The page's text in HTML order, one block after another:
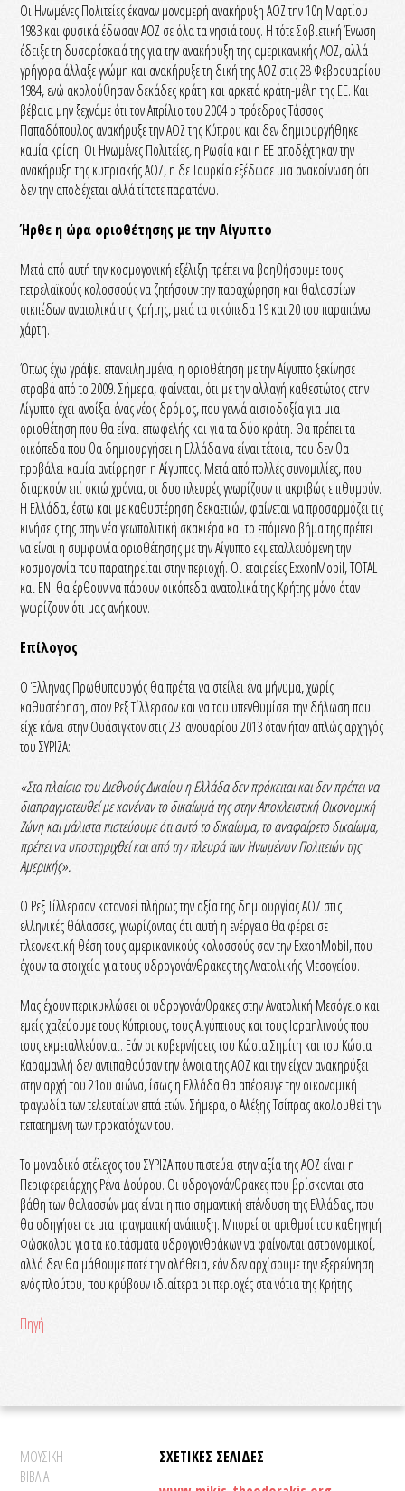
Οι Ηνωμένες Πολιτείες έκαναν μονομερή ανακήρυξη ΑΟΖ την 10η Μαρτίου
1983 και φυσικά έδωσαν ΑΟΖ σε όλα τα νησιά τους. Η τότε Σοβιετική Ένωση
έδειξε τη δυσαρέσκειά της για την ανακήρυξη της αμερικανικής ΑΟΖ, αλλά
γρήγορα άλλαξε γνώμη και ανακήρυξε τη δική της ΑΟΖ στις 28 Φεβρουαρίου
1984, ενώ ακολούθησαν δεκάδες κράτη και αρκετά κράτη-μέλη της ΕΕ. Και
βέβαια μην ξεχνάμε ότι τον Απρίλιο του 2004 ο πρόεδρος Τάσσος
Παπαδόπουλος ανακήρυξε την ΑΟΖ της Κύπρου και δεν δημιουργήθηκε
καμία κρίση. Οι Ηνωμένες Πολιτείες, η Ρωσία και η ΕΕ αποδέχτηκαν την
ανακήρυξη της κυπριακής ΑΟΖ, η δε Τουρκία εξέδωσε μια ανακοίνωση ότι
δεν την αποδέχεται αλλά τίποτε παραπάνω.
Ήρθε η ώρα οριοθέτησης με την Αίγυπτο
Μετά από αυτή την κοσμογονική εξέλιξη πρέπει να βοηθήσουμε τους
πετρελαϊκούς κολοσσούς να ζητήσουν την παραχώρηση και θαλασσίων
οικπέδων ανατολικά της Κρήτης, μετά τα οικόπεδα 19 και 20 του παραπάνω
χάρτη.
Όπως έχω γράψει επανειλημμένα, η οριοθέτηση με την Αίγυπτο ξεκίνησε
στραβά από το 2009. Σήμερα, φαίνεται, ότι με την αλλαγή καθεστώτος στην
Αίγυπτο έχει ανοίξει ένας νέος δρόμος, που γεννά αισιοδοξία για μια
οριοθέτηση που θα είναι επωφελής και για τα δύο κράτη. Θα πρέπει τα
οικόπεδα που θα δημιουργήσει η Ελλάδα να είναι τέτοια, που δεν θα
προβάλει καμία αντίρρηση η Αίγυπτος. Μετά από πολλές συνομιλίες, που
διαρκούν επί οκτώ χρόνια, οι δυο πλευρές γνωρίζουν τι ακριβώς επιθυμούν.
Η Ελλάδα, έστω και με καθυστέρηση δεκαετιών, φαίνεται να προσαρμόζει τις
κινήσεις της στην νέα γεωπολιτική σκακιέρα και το επόμενο βήμα της πρέπει
να είναι η συμφωνία οριοθέτησης με την Αίγυπτο εκμεταλλευόμενη την
κοσμογονία που παρατηρείται στην περιοχή. Οι εταιρείες ExxonMobil, TOTAL
και ENI θα έρθουν να πάρουν οικόπεδα ανατολικά της Κρήτης μόνο όταν
γνωρίζουν ότι μας ανήκουν.
Επίλογος
Ο Έλληνας Πρωθυπουργός θα πρέπει να στείλει ένα μήνυμα, χωρίς
καθυστέρηση, στον Ρεξ Τίλλερσον και να του υπενθυμίσει την δήλωση που
είχε κάνει στην Ουάσιγκτον στις 23 Ιανουαρίου 2013 όταν ήταν απλώς αρχηγός
του ΣΥΡΙΖΑ:
«Στα πλαίσια του Διεθνούς Δικαίου η Ελλάδα δεν πρόκειται και δεν πρέπει να
διαπραγματευθεί με κανέναν το δικαίωμά της στην Αποκλειστική Οικονομική
Ζώνη και μάλιστα πιστεύουμε ότι αυτό το δικαίωμα, το αναφαίρετο δικαίωμα,
πρέπει να υποστηριχθεί και από την πλευρά των Ηνωμένων Πολιτειών της
Αμερικής».
Ο Ρεξ Τίλλερσον κατανοεί πλήρως την αξία της δημιουργίας ΑΟΖ στις
ελληνικές θάλασσες, γνωρίζοντας ότι αυτή η ενέργεια θα φέρει σε
πλεονεκτική θέση τους αμερικανικούς κολοσσούς σαν την ExxonMobil, που
έχουν τα στοιχεία για τους υδρογονάνθρακες της Ανατολικής Μεσογείου.
Μας έχουν περικυκλώσει οι υδρογονάνθρακες στην Ανατολική Μεσόγειο και
εμείς χαζεύουμε τους Κύπριους, τους Αιγύπτιους και τους Ισραηλινούς που
τους εκμεταλλεύονται. Εάν οι κυβερνήσεις του Κώστα Σημίτη και του Κώστα
Καραμανλή δεν αντιπαθούσαν την έννοια της ΑΟΖ και την είχαν ανακηρύξει
στην αρχή του 21ου αιώνα, ίσως η Ελλάδα θα απέφευγε την οικονομική
τραγωδία των τελευταίων επτά ετών. Σήμερα, ο Αλέξης Τσίπρας ακολουθεί την
πεπατημένη των προκατόχων του.
Το μοναδικό στέλεχος του ΣΥΡΙΖΑ που πιστεύει στην αξία της ΑΟΖ είναι η
Περιφερειάρχης Ρένα Δούρου. Οι υδρογονάνθρακες που βρίσκονται στα
βάθη των θαλασσών μας είναι η πιο σημαντική επένδυση της Ελλάδας, που
θα οδηγήσει σε μια πραγματική ανάπτυξη. Μπορεί οι αριθμοί του καθηγητή
Φώσκολου για τα κοιτάσματα υδρογονθράκων να φαίνονται αστρονομικοί,
αλλά δεν θα μάθουμε ποτέ την αλήθεια, εάν δεν αρχίσουμε την εξερεύνηση
ενός πλούτου, που κρύβουν ιδιαίτερα οι περιοχές στα νότια της Κρήτης.
Πηγή
ΜΟΥΣΙΚΗ
ΒΙΒΛΙΑ
ΣΧΕΤΙΚΕΣ ΣΕΛΙΔΕΣ